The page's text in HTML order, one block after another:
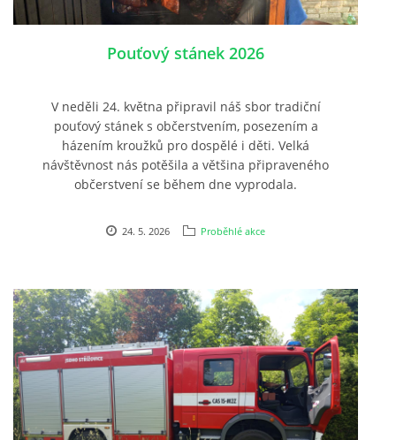
Pouťový stánek 2026
V neděli 24. května připravil náš sbor tradiční
pouťový stánek s občerstvením, posezením a
házením kroužků pro dospělé i děti. Velká
návštěvnost nás potěšila a většina připraveného
občerstvení se během dne vyprodala.
24. 5. 2026 Proběhlé akce